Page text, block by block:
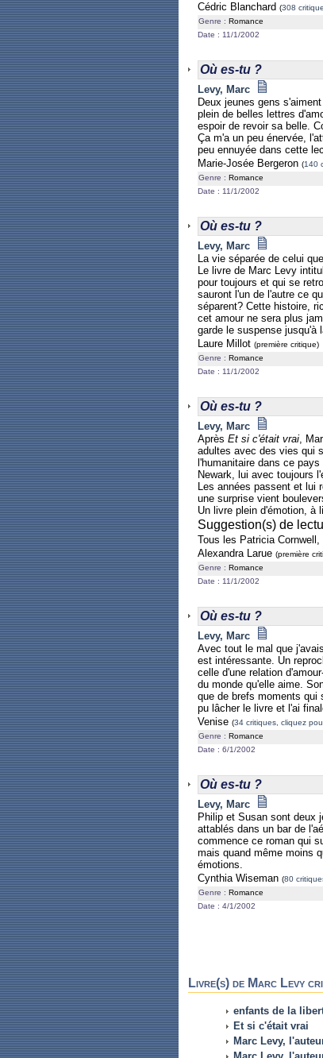
Cédric Blanchard (308
Genre : Romance
Date : 11/1/2002
Où es-tu ?
Levy, Marc
Deux jeunes gens
plein de belles lettres
espoir de revoir sa belle.
Ça m'a un peu énervée,
peu ennuyée dans cette
Marie-Josée Bergeron (140
Genre : Romance
Date : 11/1/2002
Où es-tu ?
Levy, Marc
La vie séparée de celui
Le livre de Marc Levy
pour toujours et qui se
sauront l'un de l'autre ce
séparent? Cette histoire,
cet amour ne sera plus
garde le suspense jusqu'à
Laure Millot (première critique)
Genre : Romance
Date : 11/1/2002
Où es-tu ?
Levy, Marc
Après Et si c'était vrai,
adultes avec des vies qui
l'humanitaire dans ce
Newark, lui avec toujours
Les années passent et lui
une surprise vient
Un livre plein d'émotion, à
Suggestion(s) de
Tous les Patricia Cornwell,
Alexandra Larue (première
Genre : Romance
Date : 11/1/2002
Où es-tu ?
Levy, Marc
Avec tout le mal que
est intéressante. Un
celle d'une relation
du monde qu'elle aime.
que de brefs moments qui
pu lâcher le livre et l'ai
Venise (34 critiques, cliquez
Genre : Romance
Date : 6/1/2002
Où es-tu ?
Levy, Marc
Philip et Susan sont deux
attablés dans un bar de
commence ce roman qui
mais quand même moins
émotions.
Cynthia Wiseman (80
Genre : Romance
Date : 4/1/2002
Livre(s) de Marc Levy
enfants de la
Et si c'était vrai
Marc Levy,